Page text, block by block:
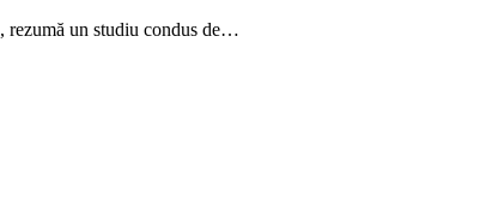
, rezumă un studiu condus de…